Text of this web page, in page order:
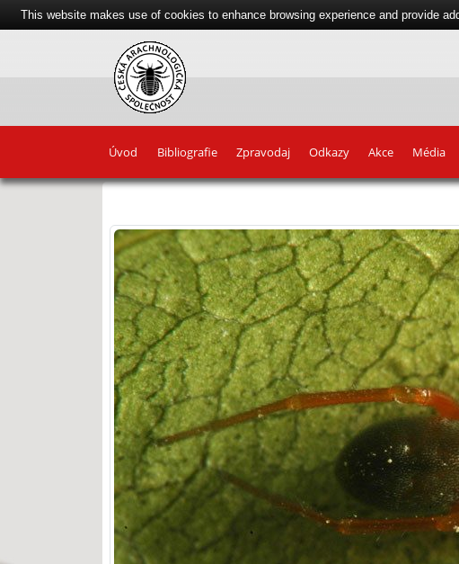
Úvod Bibliografie Zpravodaj Odkazy Akce Média
This website makes use of cookies to enhance browsing experience and provide